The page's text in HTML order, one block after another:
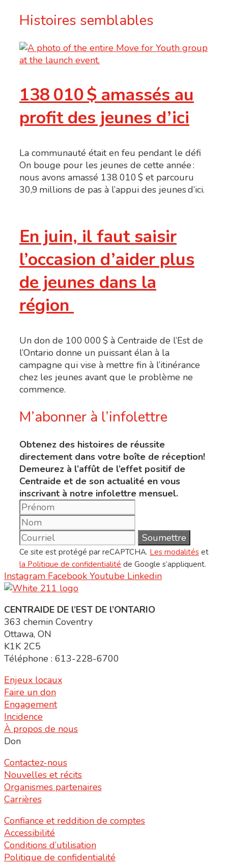
Histoires semblables
138 010 $ amassés au
profit des jeunes d’ici
La communauté était en feu pendant le défi
On bouge pour les jeunes de cette année :
nous avons amassé 138 010 $ et parcouru
30,9 millions de pas à l’appui des jeunes d’ici.
En juin, il faut saisir
l’occasion d’aider plus
de jeunes dans la
région
Un don de 100 000 $ à Centraide de l’Est de
l’Ontario donne un puissant élan à la
campagne qui vise à mettre fin à l’itinérance
chez les jeunes avant que le problème ne
commence.
M’abonner à l’infolettre
Obtenez des histoires de réussite
directement dans votre boîte de réception!
Demeurez à l’affût de l’effet positif de
Centraide et de son actualité en vous
inscrivant à notre infolettre mensuel.
Ce site est protégé par reCAPTCHA. Les modalités et
la Politique de confidentialité de Google s’appliquent.
Instagram Facebook Youtube Linkedin
CENTRAIDE DE l’EST DE l’ONTARIO
363 chemin Coventry
Ottawa, ON
K1K 2C5
Téléphone : 613-228-6700
Enjeux locaux
Faire un don
Engagement
Incidence
À propos de nous
Don
Contactez-nous
Nouvelles et récits
Organismes partenaires
Carrières
Confiance et reddition de comptes
Accessibilité
Conditions d’utilisation
Politique de confidentialité